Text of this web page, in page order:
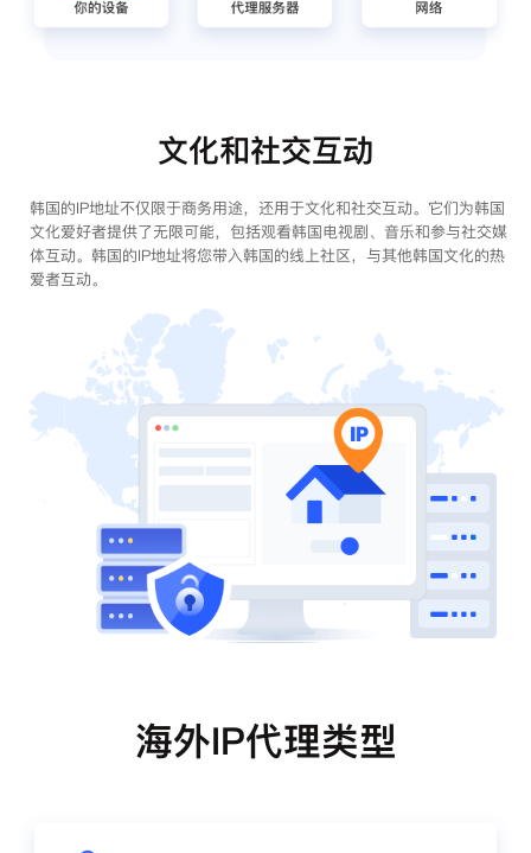
文化和社交互动
韩国的IP地址不仅限于商务用途，还用于文化和社交互动。它们为韩国
文化爱好者提供了无限可能，包括观看韩国电视剧、音乐和参与社交媒
体互动。韩国的IP地址将您带入韩国的线上社区，与其他韩国文化的热
爱者互动。
海外IP代理类型